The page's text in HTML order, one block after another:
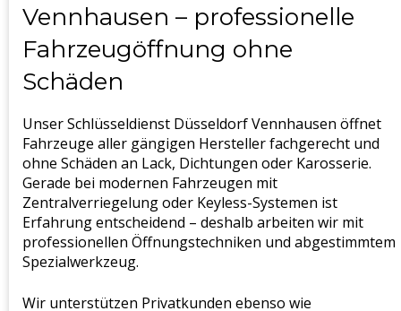
Vennhausen – professionelle
Fahrzeugöffnung ohne
Schäden
Unser Schlüsseldienst Düsseldorf Vennhausen öffnet
Fahrzeuge aller gängigen Hersteller fachgerecht und
ohne Schäden an Lack, Dichtungen oder Karosserie.
Gerade bei modernen Fahrzeugen mit
Zentralverriegelung oder Keyless-Systemen ist
Erfahrung entscheidend – deshalb arbeiten wir mit
professionellen Öffnungstechniken und abgestimmtem
Spezialwerkzeug.
Wir unterstützen Privatkunden ebenso wie